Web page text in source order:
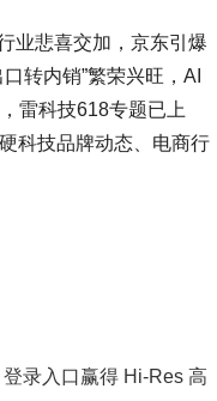
业悲喜交加，京东引爆
转内销”繁荣兴旺，AI
雷科技618专题已上
科技品牌动态、电商行
录入口赢得 Hi-Res 高